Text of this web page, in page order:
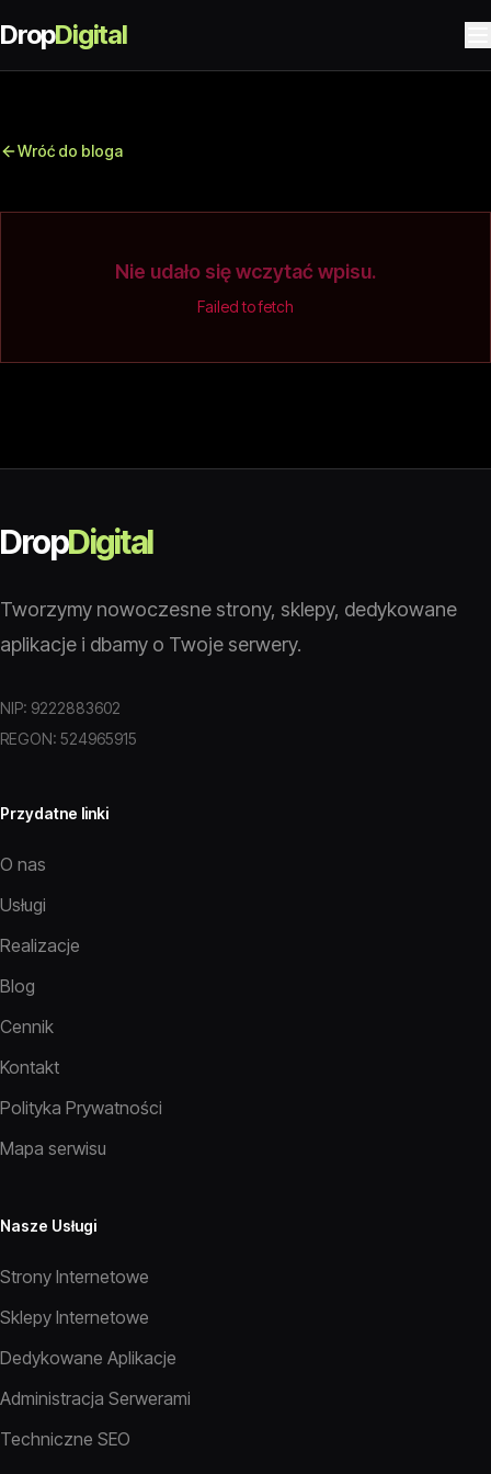
DropDigital
Wróć do bloga
Nie udało się wczytać wpisu.
Failed to fetch
DropDigital
Tworzymy nowoczesne strony, sklepy, dedykowane
aplikacje i dbamy o Twoje serwery.
NIP: 9222883602
REGON: 524965915
Przydatne linki
O nas
Usługi
Realizacje
Blog
Cennik
Kontakt
Polityka Prywatności
Mapa serwisu
Nasze Usługi
Strony Internetowe
Sklepy Internetowe
Dedykowane Aplikacje
Administracja Serwerami
Techniczne SEO